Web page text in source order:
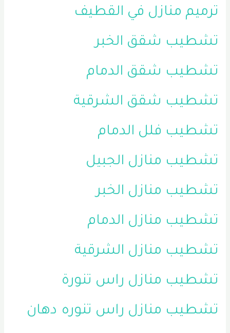
ترميم منازل في القطيف
تشطيب شقق الخبر
تشطيب شقق الدمام
تشطيب شقق الشرقية
تشطيب فلل الدمام
تشطيب منازل الجبيل
تشطيب منازل الخبر
تشطيب منازل الدمام
تشطيب منازل الشرقية
تشطيب منازل راس تنورة
تشطيب منازل راس تنوره دهان